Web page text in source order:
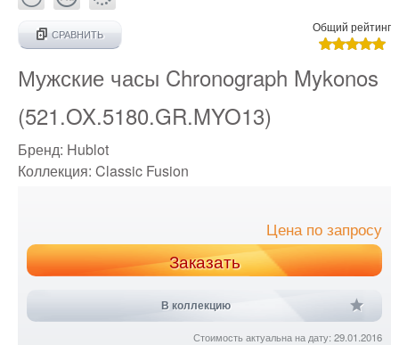
СРАВНИТЬ
Общий рейтинг
Мужские часы Chronograph Mykonos
(521.OX.5180.GR.MYO13)
Бренд: Hublot
Коллекция: Classic Fusion
Цена по запросу
Заказать
В коллекцию
Стоимость актуальна на дату: 29.01.2016